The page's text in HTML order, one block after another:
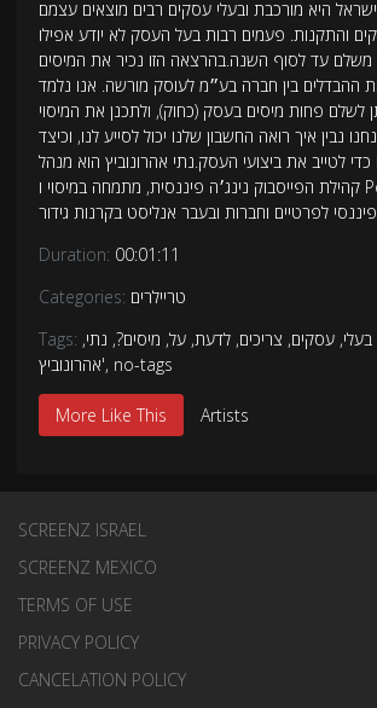
היא מורכבת ובעלי עסקים רבים מוצאים עצמם
והתקנות. פעמים רבות בעל העסק לא יודע אפילו
עד לסוף השנה.בהרצאה הזו נכיר את המיסים
ההבדלים בין חברה בע״מ לעוסק מורשה. אנו נלמד
לשלם פחות מיסים בעסק (כחוק), ולתכנן את המיסוי
נבין איך רואה החשבון שלנו יכול לסייע לנו, וכיצד
כדי לטייב את ביצועי העסק.נתי אהרונוביץ הוא מנהל
קהילת הפייסבוק נינג׳ה פיננסית, מתמחה במיסוי ו Personal finance,
Duration: 00:01:11
Categories: טריילרים
Tags:
בעלי,עסקים, צריכים,לדעת,על, מיסים?, נתי,
אהרונוביץ', no-tags
More Like This Artists
SCREENZ ISRAEL
SCREENZ MEXICO
TERMS OF USE
PRIVACY POLICY
CANCELATION POLICY